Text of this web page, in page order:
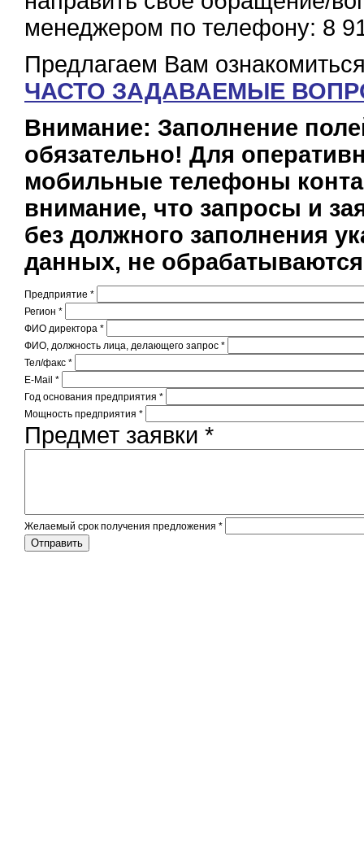
менеджером по телефону: 8
Предлагаем Вам
ЧАСТО ЗАДАВАЕМЫЕ
Внимание: Заполнение
обязательно! Для
мобильные телефоны
внимание, что запросы и
без должного заполнения
данных, не
Предприятие *
Регион *
ФИО директора *
ФИО, должность лица, делающего запрос *
Тел/факс *
E-Mail *
Год основания предприятия *
Мощность предприятия *
Предмет заявки *
Желаемый срок получения предложения *